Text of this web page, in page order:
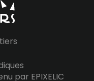
par EPIXELIC